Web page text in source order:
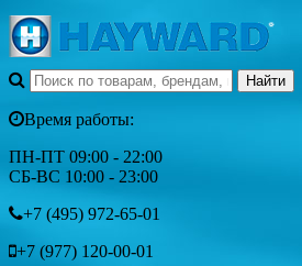
Время работы:
ПН-ПТ 09:00 - 22:00
СБ-ВС 10:00 - 23:00
+7 (495) 972-65-01
+7 (977) 120-00-01